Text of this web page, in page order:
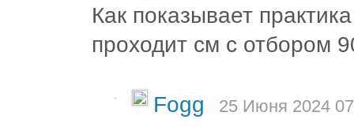
Как показывает
проходит см с отбором
- Fogg 25 Июня 2024